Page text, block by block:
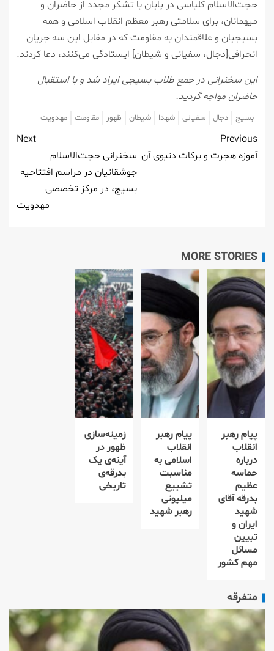
حجت‌الاسلام کلباسی در پایان با تشکر مجدد از حاضران و
میهمانان، برای سلامتی رهبر معظم انقلاب اسلامی و همه
بسیجیان و علاقمندان به مقاومت که در مقابل این سه جریان
انحرافی[دجال، سفیانی و شیطان] ایستادگی می‌کنند، دعا کردند.
این سخنرانی در جمع طلاب بسیجی ایراد شد و با استقبال
حاضران مواجه گردید.
بسیج دجال سفیانی شهدا شیطان ظهور مقاومت مهدویت
Previous
آموزه هجرت و برکات دنیوی آن
Next
سخنرانی حجت‌الاسلام
جوشقانیان در مراسم افتتاحیه
بسیج، در مرکز تخصصی
مهدویت
MORE STORIES
پیام رهبر
انقلاب
درباره
حماسه
عظیم
بدرقه آقای
شهید
ایران و
تبیین
مسائل
مهم کشور
پیام رهبر
انقلاب
اسلامی به
مناسبت
تشییع
میلیونی
رهبر شهید
زمینه‌سازی
ظهور در
آینه‌ی یک
بدرقه‌ی
تاریخی
متفرقه